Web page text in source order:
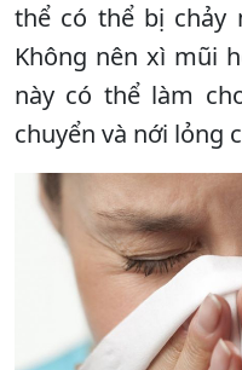
thể có thể bị chảy
Không nên xì mũi
này có thể làm
chuyển và nới lỏng